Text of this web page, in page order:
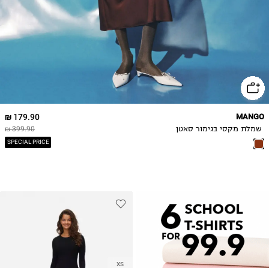
179.90 ₪
399.90 ₪
SPECIAL PRICE
MANGO
שמלת מקסי בגימור סאטן
XS